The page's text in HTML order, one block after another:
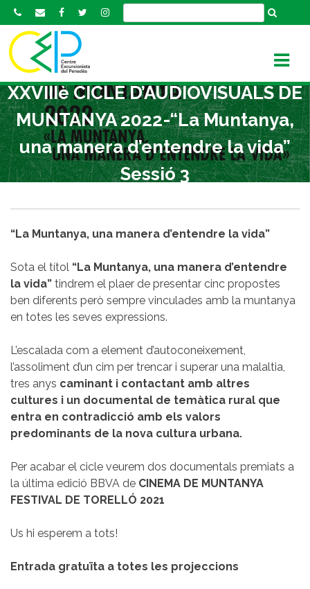
k
o
c
o
n
t
e
XXVIIIè CICLE D’AUDIOVISUALS DE
MUNTANYA 2022-“La Muntanya,
una manera d’entendre la vida”
Sessió 3
“La Muntanya, una manera d’entendre la vida”
Sota el títol “La Muntanya, una manera d’entendre
la vida” tindrem el plaer de presentar cinc propostes
ben diferents però sempre vinculades amb la muntanya
en totes les seves expressions.
L’escalada com a element d’autoconeixement,
l’assoliment d’un cim per trencar i superar una malaltia,
tres anys caminant i contactant amb altres
cultures i un documental de temàtica rural que
entra en contradicció amb els valors
predominants de la nova cultura urbana.
Per acabar el cicle veurem dos documentals premiats a
la última edició BBVA de CINEMA DE MUNTANYA
FESTIVAL DE TORELLÓ 2021
Us hi esperem a tots!
Entrada gratuïta a totes les projeccions